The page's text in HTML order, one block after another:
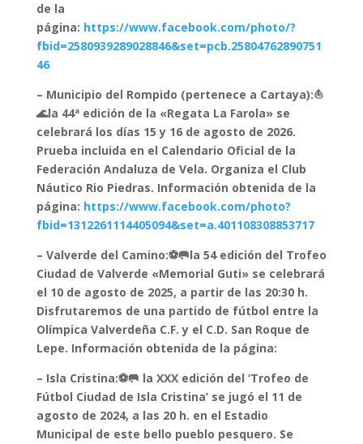
de la
página: https://www.facebook.com/photo/?
fbid=2580939289028846&set=pcb.25804762890751
46
– Municipio del Rompido (pertenece a Cartaya):⛵
🌊la 44ª edición de la «Regata La Farola» se
celebrará los días 15 y 16 de agosto de 2026.
Prueba incluida en el Calendario Oficial de la
Federación Andaluza de Vela. Organiza el Club
Náutico Rio Piedras. Información obtenida de la
página: https://www.facebook.com/photo?
fbid=1312261114405094&set=a.401108308853717
– Valverde del Camino:⚽🥅la 54 edición del Trofeo
Ciudad de Valverde «Memorial Guti» se celebrará
el 10 de agosto de 2025, a partir de las 20:30 h.
Disfrutaremos de una partido de fútbol entre la
Olímpica Valverdeña C.F. y el C.D. San Roque de
Lepe. Información obtenida de la página:
– Isla Cristina:⚽🥅 la XXX edición del ‘Trofeo de
Fútbol Ciudad de Isla Cristina’ se jugó el 11 de
agosto de 2024, a las 20 h. en el Estadio
Municipal de este bello pueblo pesquero. Se